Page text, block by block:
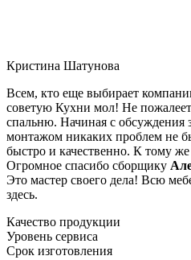
Кристина Шатунова
Всем, кто еще выбирает
советую Кухни мол! Не
спальню. Начиная с обсуждения
монтажом никаких проблем не
быстро и качественно. К тому
Огромное спасибо сборщику
Это мастер своего дела! Всю
здесь.
Качество продукции
Уровень сервиса
Срок изготовления